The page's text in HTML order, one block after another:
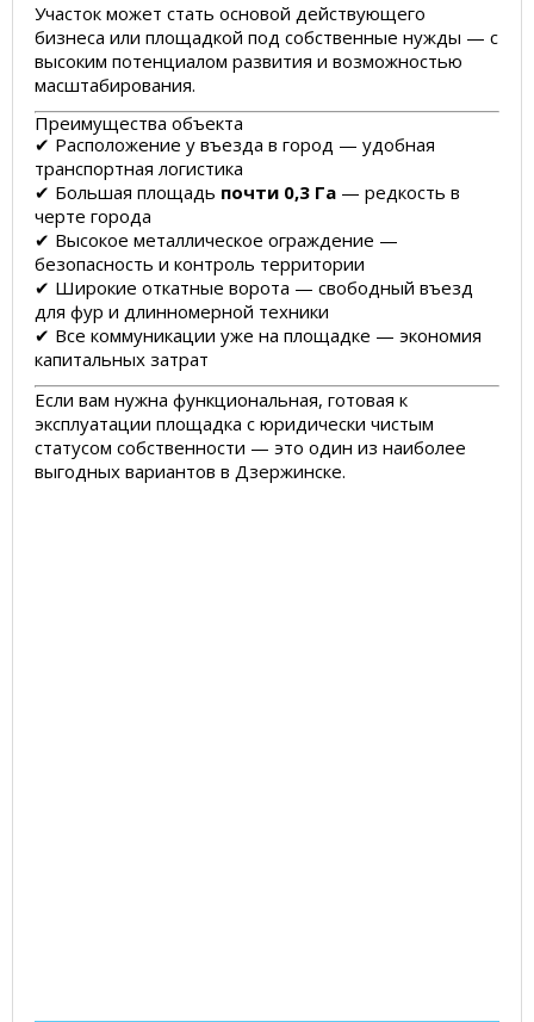
Участок может стать основой действующего
бизнеса или площадкой под собственные нужды — с
высоким потенциалом развития и возможностью
масштабирования.
Преимущества объекта
✔ Расположение у въезда в город — удобная
транспортная логистика
✔ Большая площадь почти 0,3 Га — редкость в
черте города
✔ Высокое металлическое ограждение —
безопасность и контроль территории
✔ Широкие откатные ворота — свободный въезд
для фур и длинномерной техники
✔ Все коммуникации уже на площадке — экономия
капитальных затрат
Если вам нужна функциональная, готовая к
эксплуатации площадка с юридически чистым
статусом собственности — это один из наиболее
выгодных вариантов в Дзержинске.